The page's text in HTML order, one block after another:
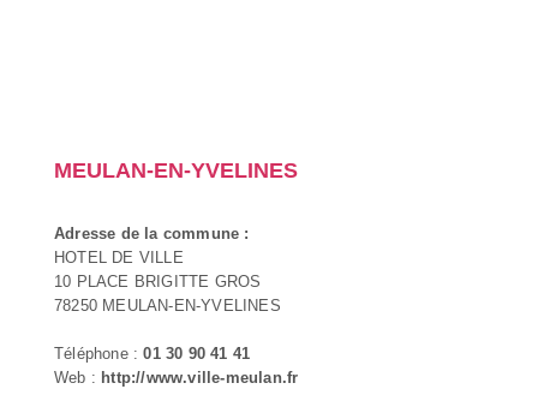
MEULAN-EN-YVELINES
Adresse de la commune :
HOTEL DE VILLE
10 PLACE BRIGITTE GROS
78250 MEULAN-EN-YVELINES
Téléphone :01 30 90 41 41
Web : http://www.ville-meulan.fr